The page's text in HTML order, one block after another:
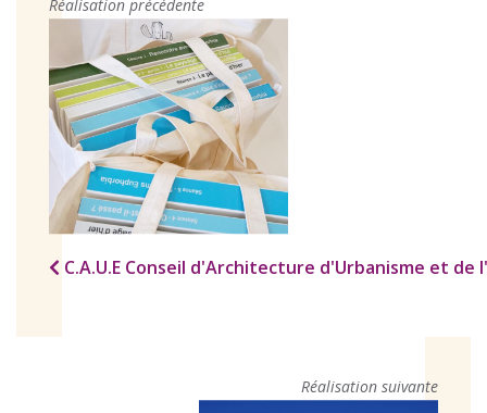
Réalisation précédente
C.A.U.E Conseil d'Architecture d'Urbanisme et de
Réalisation suivante